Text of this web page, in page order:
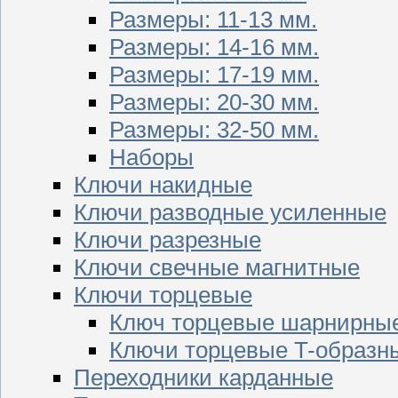
Размеры: 11-13 мм.
Размеры: 14-16 мм.
Размеры: 17-19 мм.
Размеры: 20-30 мм.
Размеры: 32-50 мм.
Наборы
Ключи накидные
Ключи разводные усиленные
Ключи разрезные
Ключи свечные магнитные
Ключи торцевые
Ключ торцевые
Ключи торцевые T-
Переходники карданные